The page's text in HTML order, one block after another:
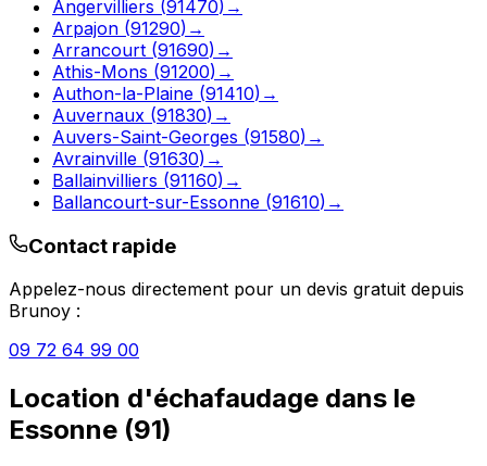
Angervilliers (91470) →
Arpajon (91290) →
Arrancourt (91690) →
Athis-Mons (91200) →
Authon-la-Plaine (91410) →
Auvernaux (91830) →
Auvers-Saint-Georges (91580) →
Avrainville (91630) →
Ballainvilliers (91160) →
Ballancourt-sur-Essonne (91610) →
Contact rapide
Appelez-nous directement pour un devis gratuit depuis
Brunoy :
09 72 64 99 00
Location d'échafaudage dans le
Essonne (91)